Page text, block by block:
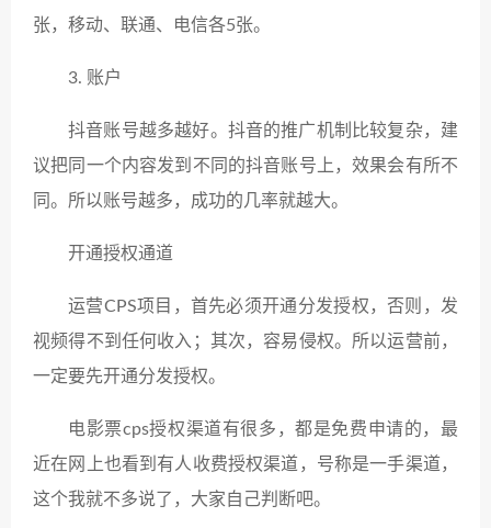
张，移动、联通、电信各5张。
3. 账户
抖音账号越多越好。抖音的推广机制比较复杂，建
议把同一个内容发到不同的抖音账号上，效果会有所不
同。所以账号越多，成功的几率就越大。
开通授权通道
运营CPS项目，首先必须开通分发授权，否则，发
视频得不到任何收入；其次，容易侵权。所以运营前，
一定要先开通分发授权。
电影票cps授权渠道有很多，都是免费申请的，最
近在网上也看到有人收费授权渠道，号称是一手渠道，
这个我就不多说了，大家自己判断吧。